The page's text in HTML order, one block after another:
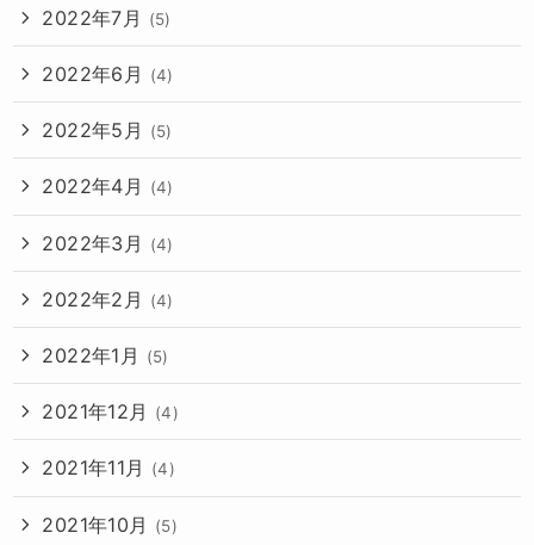
2022年7月 (5)
2022年6月 (4)
2022年5月 (5)
2022年4月 (4)
2022年3月 (4)
2022年2月 (4)
2022年1月 (5)
2021年12月 (4)
2021年11月 (4)
2021年10月 (5)